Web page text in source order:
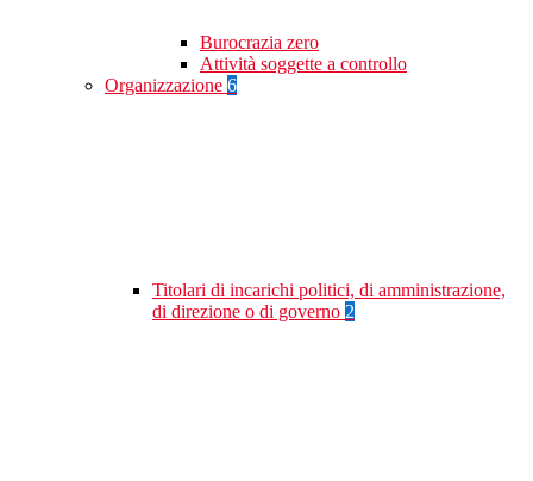
Burocrazia zero
Attività soggette a controllo
Organizzazione 6
Titolari di incarichi politici, di amministrazione,
di direzione o di governo 2